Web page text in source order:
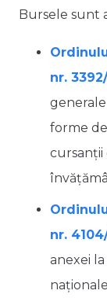
Bursele sunt
nr.
forme
cursanţii
nr.
anexei